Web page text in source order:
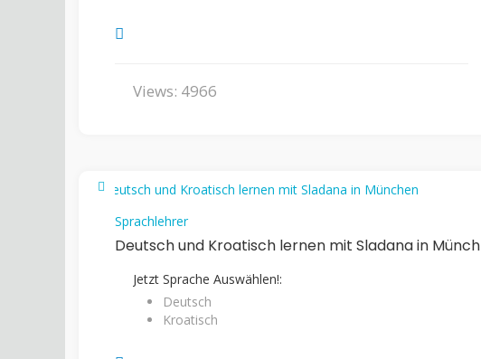
Views: 4966
Sprachlehrer
Deutsch und Kroatisch lernen mit Sladana in Münch
Jetzt Sprache Auswählen!:
Deutsch
Kroatisch